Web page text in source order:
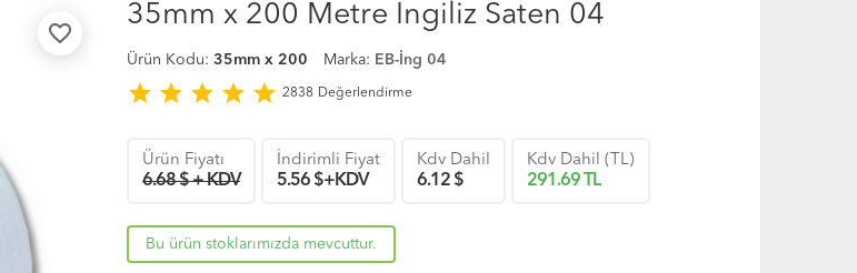
favorite_border
35mm x 200 Metre İngiliz Saten 04
Ürün Kodu: 35mm x 200 Marka: EB-İng 04
star star star star star 2838 Değerlendirme
Ürün Fiyatı
6.68 $ + KDV
İndirimli Fiyat
5.56 $+KDV
Kdv Dahil
6.12 $
Kdv Dahil (TL)
291.69 TL
Bu ürün stoklarımızda mevcuttur.